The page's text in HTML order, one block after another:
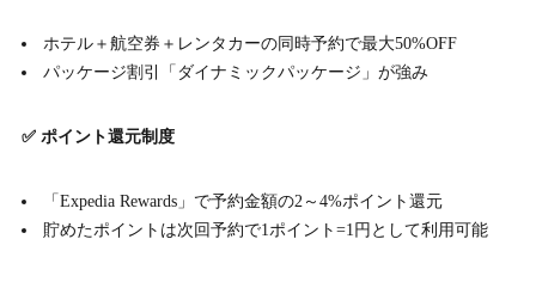
ホテル＋航空券＋レンタカーの同時予約で最大50%OFF
パッケージ割引「ダイナミックパッケージ」が強み
✅ ポイント還元制度
「Expedia Rewards」で予約金額の2～4%ポイント還元
貯めたポイントは次回予約で1ポイント=1円として利用可能